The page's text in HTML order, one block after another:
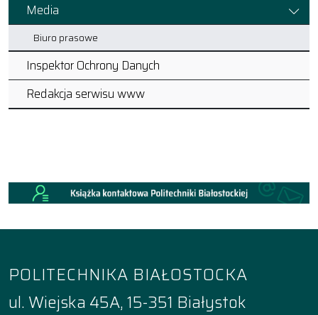
Media
Biuro prasowe
Inspektor Ochrony Danych
Redakcja serwisu www
POLITECHNIKA BIAŁOSTOCKA
ul. Wiejska 45A, 15-351 Białystok